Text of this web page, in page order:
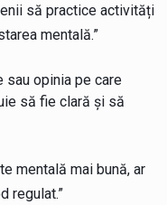
să practice activități
mentală.”
sau opinia pe care
să fie clară și să
mentală mai bună, ar
regulat.”